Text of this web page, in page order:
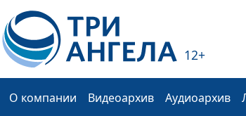
12+
О компании Видеоархив Аудиоархив